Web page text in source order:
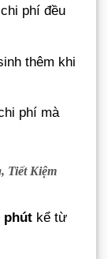
phí đều
thêm khi
phí mà
Tiết Kiệm
phút kể từ